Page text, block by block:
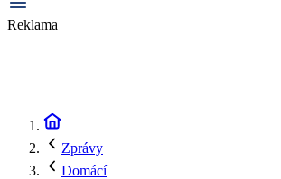
Reklama
Zprávy
Domácí